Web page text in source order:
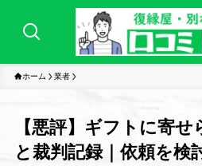
ホーム 業者
【悪評】ギフトに寄
と裁判記録｜依頼を検